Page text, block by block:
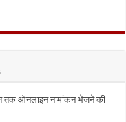
तक ऑनलाइन नामांकन भेजने की